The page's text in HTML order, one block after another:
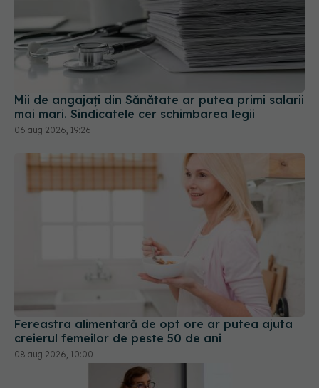
Mii de angajați din Sănătate ar putea primi salarii
mai mari. Sindicatele cer schimbarea legii
06 aug 2026, 19:26
Fereastra alimentară de opt ore ar putea ajuta
creierul femeilor de peste 50 de ani
08 aug 2026, 10:00